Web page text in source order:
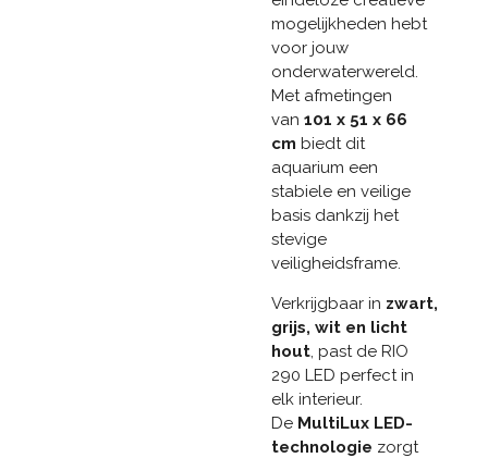
mogelijkheden hebt
voor jouw
onderwaterwereld.
Met afmetingen
van 101 x 51 x 66
cm biedt dit
aquarium een
stabiele en veilige
basis dankzij het
stevige
veiligheidsframe.
Verkrijgbaar in zwart,
grijs, wit en licht
hout, past de RIO
290 LED perfect in
elk interieur.
De MultiLux LED-
technologie zorgt